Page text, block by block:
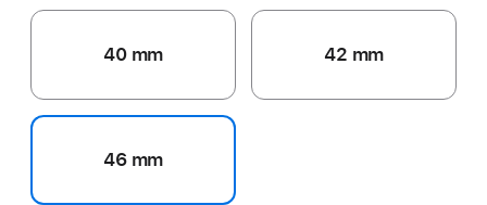
40 mm 42 mm
46 mm